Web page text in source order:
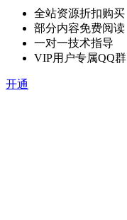
全站资源折扣购买
部分内容免费阅读
一对一技术指导
VIP用户专属QQ群
开通